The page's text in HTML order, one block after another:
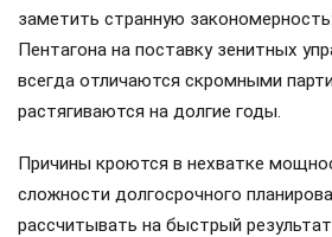
заметить странную
Пентагона на поставку зенитных
всегда отличаются скромными
растягиваются на долгие годы.
Причины кроются в нехватке
сложности долгосрочного
рассчитывать на быстрый